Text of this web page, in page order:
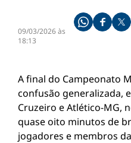
09/03/2026 às
18:13
Compartilhe
A final do Campeonato
confusão generalizada,
Cruzeiro e Atlético-MG,
quase oito minutos de
jogadores e membros